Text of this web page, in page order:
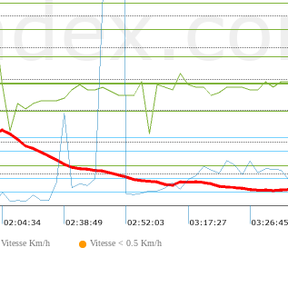
Vitesse Km/h Vitesse < 0.5 Km/h